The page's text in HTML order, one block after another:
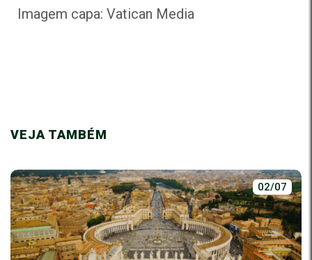
Imagem capa: Vatican Media
VEJA TAMBÉM
02/07